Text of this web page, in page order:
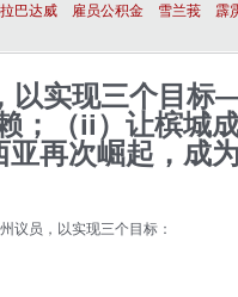
巴达威 雇员公积金 雪兰莪 霹
以实现三个目
；（ii）让槟城
再次崛起，成
议员，以实现三个目标：